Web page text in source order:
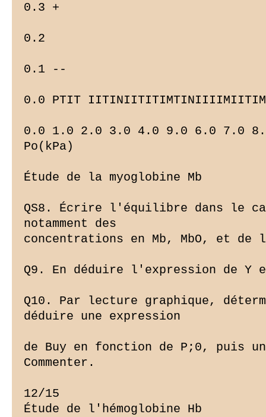
0.3 +
0.2
0.1 --
0.0 PTIT
0.0 1.0 2.0 3.0 4.0 9.0 6.0 7.0
Po(kPa)
Étude de la myoglobine Mb
QS8. Écrire l'équilibre dans le
notamment des
concentrations en Mb, MbO, et
Q9. En déduire l'expression de Y
Q10. Par lecture graphique,
déduire une expression
de Buy en fonction de P;0, puis
Commenter.
12/15
Étude de l'hémoglobine Hb